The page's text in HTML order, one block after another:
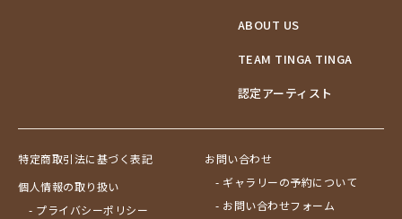
ABOUT US
TEAM TINGA TINGA
認定アーティスト
特定商取引法に基づく表記
個人情報の取り扱い
- プライバシーポリシー
お問い合わせ
- ギャラリーの予約について
- お問い合わせフォーム